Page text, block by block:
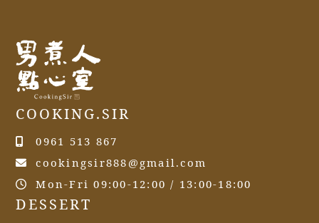
COOKING.SIR
0961 513 867
cookingsir888@gmail.com
Mon-Fri 09:00-12:00 / 13:00-18:00
DESSERT